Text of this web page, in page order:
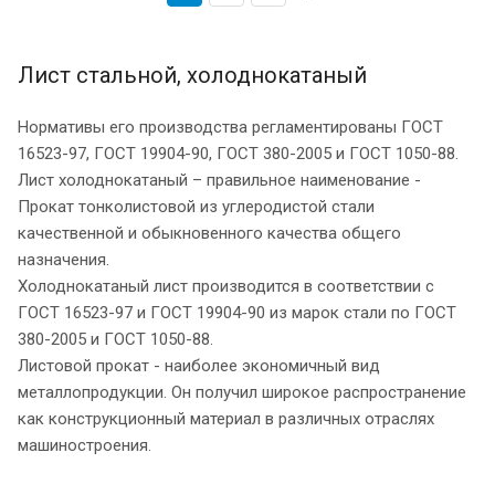
Лист стальной, холоднокатаный
Нормативы его производства регламентированы ГОСТ
16523-97, ГОСТ 19904-90, ГОСТ 380-2005 и ГОСТ 1050-88.
Лист холоднокатаный – правильное наименование -
Прокат тонколистовой из углеродистой стали
качественной и обыкновенного качества общего
назначения.
Холоднокатаный лист производится в соответствии с
ГОСТ 16523-97 и ГОСТ 19904-90 из марок стали по ГОСТ
380-2005 и ГОСТ 1050-88.
Листовой прокат - наиболее экономичный вид
металлопродукции. Он получил широкое распространение
как конструкционный материал в различных отраслях
машиностроения.